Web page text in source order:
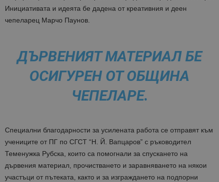
Инициативата и идеята бе дадена от креативния и деен
чепеларец Марчо Паунов.
ДЪРВЕНИЯТ МАТЕРИАЛ БЕ
ОСИГУРЕН ОТ ОБЩИНА
ЧЕПЕЛАРЕ.
Специални благодарности за усилената работа се отправят към
учениците от ПГ по СГСТ “Н. Й. Вапцаров” с ръководител
Теменужка Рубска, които са помогнали за спускането на
дървения материал, прочистването и заравняването на някои
участъци от пътеката, както и за изграждането на подпорни